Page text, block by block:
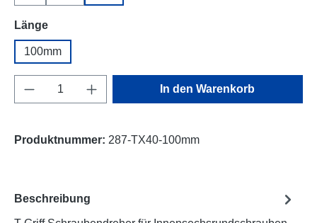
Längeauswählen
100mm
Produkt Anzahl: Gib den gewünschten
In den Warenkorb
Produktnummer: 287-TX40-100mm
Beschreibung